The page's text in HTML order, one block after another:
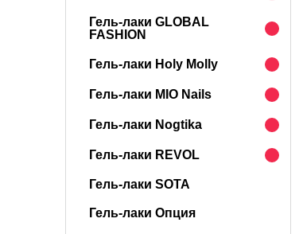
Гель-лаки GLOBAL
FASHION
Гель-лаки Holy Molly
Гель-лаки MIO Nails
Гель-лаки Nogtika
Гель-лаки REVOL
Гель-лаки SOTA
Гель-лаки Опция